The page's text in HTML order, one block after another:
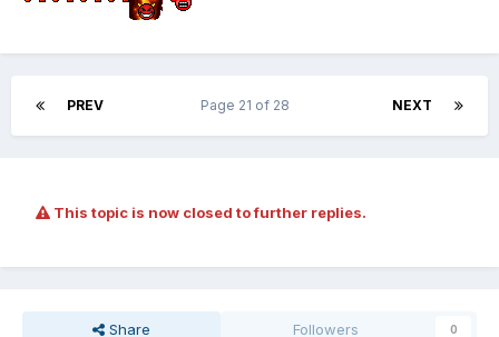
PREV NEXT
Page 21 of 28
This topic is now closed to further replies.
Share Followers 0